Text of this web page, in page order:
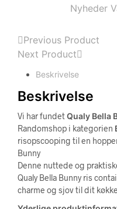
Nyheder
Previous Product
Next Product
Beskrivelse
Beskrivelse
Vi har fundetQualy Bella
Randomshop i kategorien
risopscooping til en
Bunny
Denne nuttede og
Qualy Bella Bunny ris
charme og sjov til dit